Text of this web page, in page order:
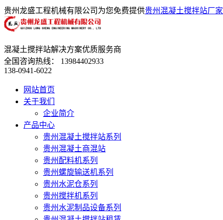
贵州龙盛工程机械有限公司为您免费提供贵州混凝土搅拌站厂家
混凝土搅拌站解决方案优质服务商
全国咨询热线： 13984402933
138-0941-6022
网站首页
关于我们
企业简介
产品中心
贵州混凝土搅拌站系列
贵州混凝土商混站
贵州配料机系列
贵州螺旋输送机系列
贵州水泥仓系列
贵州搅拌机系列
贵州水泥制品设备系列